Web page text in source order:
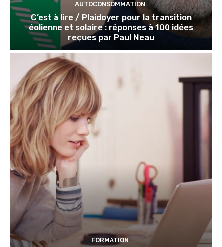
AUTOCONSOMMATION
C’est à lire / Plaidoyer pour la transition
éolienne et solaire : réponses à 100 idées
reçues par Paul Neau
FORMATION